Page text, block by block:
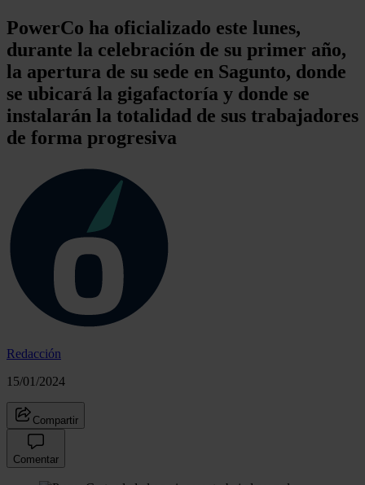
PowerCo ha oficializado este lunes,
durante la celebración de su primer año,
la apertura de su sede en Sagunto, donde
se ubicará la gigafactoría y donde se
instalarán la totalidad de sus trabajadores
de forma progresiva
Redacción
15/01/2024
Compartir
Comentar